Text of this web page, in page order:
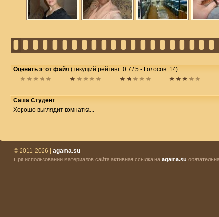
Оценить этот файл (текущий рейтинг: 0.7 / 5 - Голосов: 14)
Саша Студент
Хорошо выглядит комнатка...
© 2011-2026 | agama.su
При использовании материалов сайта активная ссылка на agama.su